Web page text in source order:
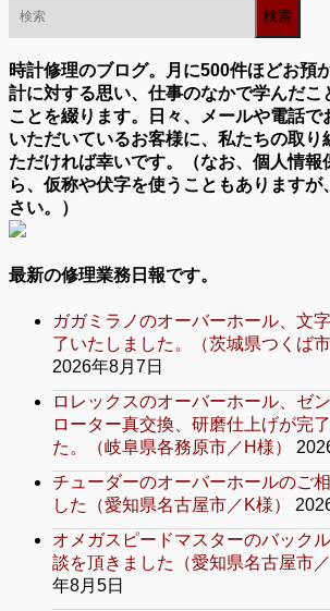
時計修理のブログ。月に500件ほどお預
計に対する思い、仕事のなかで学んだこ
ことを綴ります。日々、メールや電話で
いただいているお客様に、私たちの取り
ただければ幸いです。（なお、個人情報
ら、仮称や伏字を使うこともありますが
さい。）
最新の修理業務日報です。
ガガミラノのオーバーホール、文
了いたしました。（茨城県つくば市
2026年8月7日
ロレックスのオーバーホール、ゼン
ローター真交換、研磨仕上げが完
た。（岐阜県各務原市／H様）
チューダーのオーバーホールのご
した（愛知県名古屋市／K様）
オメガスピードマスターのバック
談を頂きました（愛知県名古屋市／
年8月5日